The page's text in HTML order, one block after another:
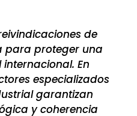
de
para proteger una
En
especializados
garantizan
y coherencia